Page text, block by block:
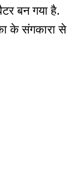
बन गया है.
के संगकारा से